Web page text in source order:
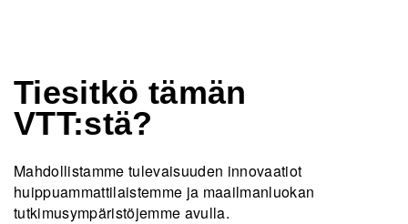
Tiesitkö tämän
VTT:stä?
Mahdollistamme tulevaisuuden innovaatiot
huippuammattilaistemme ja maailmanluokan
tutkimusympäristöjemme avulla.